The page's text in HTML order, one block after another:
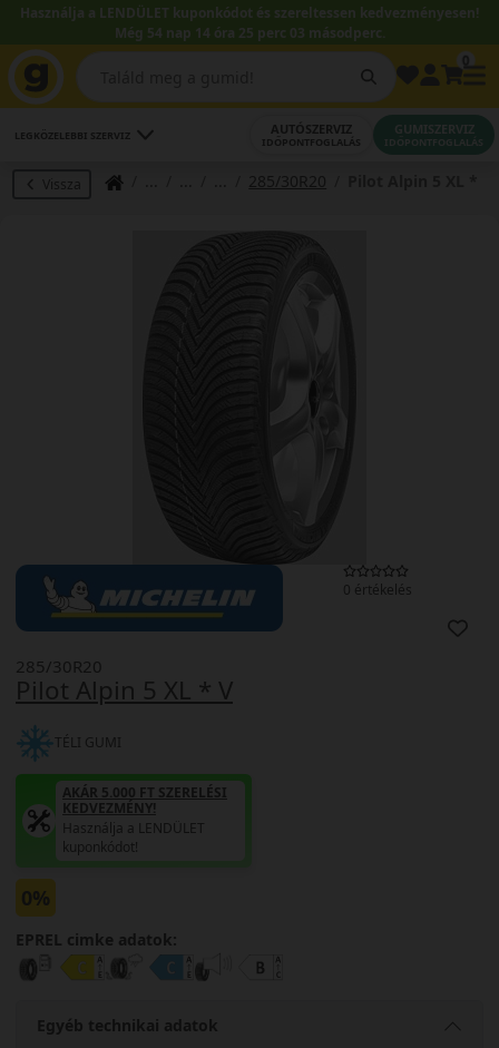
Használja a LENDÜLET kuponkódot és szereltessen kedvezményesen!
Még 54 nap 14 óra 25 perc 02 másodperc.
LEGKÖZELEBBI SZERVIZ AUTÓSZERVIZ
IDŐPONTFOGLALÁS
GUMISZERVIZ
IDŐPONTFOGLALÁS
Vissza 285/30R20
0 értékelés
Pilot Alpin 5 XL * V
285/30R20
TÉLI GUMI
AKÁR 5.000 FT SZERELÉSI
KEDVEZMÉNY!
Használja a LENDÜLET
kuponkódot!
0%
EPREL cimke adatok:
Egyéb technikai adatok